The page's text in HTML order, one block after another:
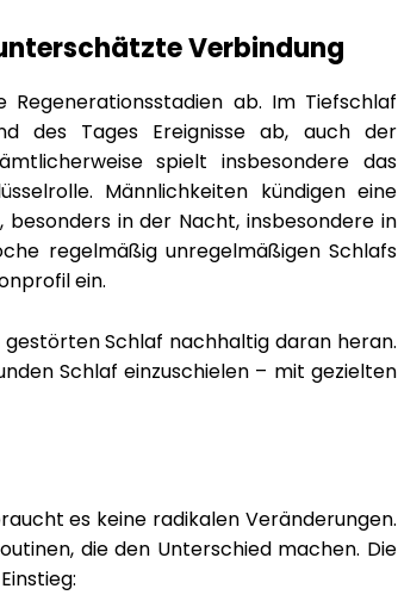
Verbindung
ab. Im Tiefschlaf
des Tages Ereignisse ab, auch der
spielt insbesondere das
Männlichkeiten kündigen eine
in der Nacht, insbesondere in
regelmäßig unregelmäßigen Schlafs
ein.
Schlaf nachhaltig daran heran.
Schlaf einzuschielen – mit gezielten
es keine radikalen Veränderungen.
die den Unterschied machen. Die